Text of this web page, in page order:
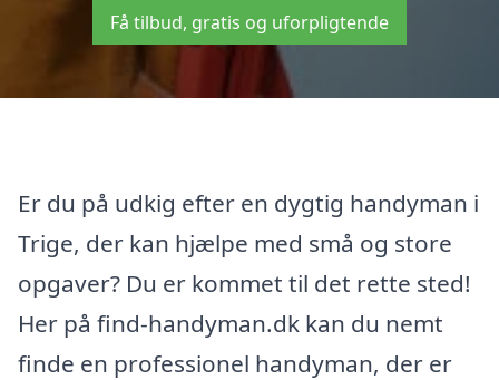
Få tilbud, gratis og uforpligtende
Er du på udkig efter en dygtig handyman i
Trige, der kan hjælpe med små og store
opgaver? Du er kommet til det rette sted!
Her på find-handyman.dk kan du nemt
finde en professionel handyman, der er